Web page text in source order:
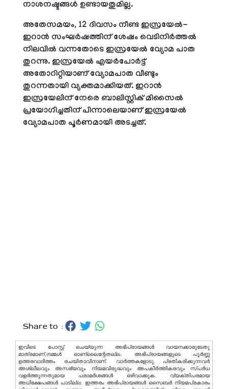
നാശനഷ്ടങ്ങൾ ഉണ്ടായതുമില്ല.
അതേസമയം, 12 ദിവസം നീണ്ട ഇസ്രയേൽ-
ഇറാൻ സംഘർഷത്തിന് ശേഷം വെടിനിർത്തൽ
നിലവിൽ വന്നതോടെ ഇസ്രയേൽ വ്യോമ പാത
തുറന്നു. ഇസ്രയേൽ എയർപോർട്ട്
അതോറിറ്റിയാണ് വ്യോമപാത വീണ്ടും
തുറന്നതായി വ്യക്തമാക്കിയത്. ഇറാൻ
ഇസ്രയേലിന് നേരെ ബാലിസ്റ്റിക് മിസൈൽ
പ്രയോഗിച്ചതിന് പിന്നാലെയാണ് ഇസ്രയേൽ
വ്യോമപാത പൂർണമായി അടച്ചത്.
Share to :
ഇവിടെ പോസ്റ്റ് ചെയ്യുന്ന അഭിപ്രായങ്ങള്‍ വായനക്കാരുടേതു
മാത്രമാണ്,നമ്മൾ ഓണ്ലൈന്റേതല്ല. അഭിപ്രായങ്ങളുടെ പൂർണ്ണ
ഉത്തരവാദിത്തം രചയിതാവിനാണ്. വാര്‍ത്തകളോടു പ്രതികരിക്കുന്നവര്‍
അശ്ലീലവും അസഭ്യവും നിയമവിരുദ്ധവും അപകീര്‍ത്തികരവും സ്പര്‍ധ
വളര്‍ത്തുന്നതുമായ പരാമര്‍ശങ്ങള്‍ ഒഴിവാക്കുക. വ്യക്തിപരമായ
അധിക്ഷേപങ്ങള്‍ പാടില്ല. ഇത്തരം അഭിപ്രായങ്ങള്‍ സൈബര്‍ നിയമപ്രകാരം